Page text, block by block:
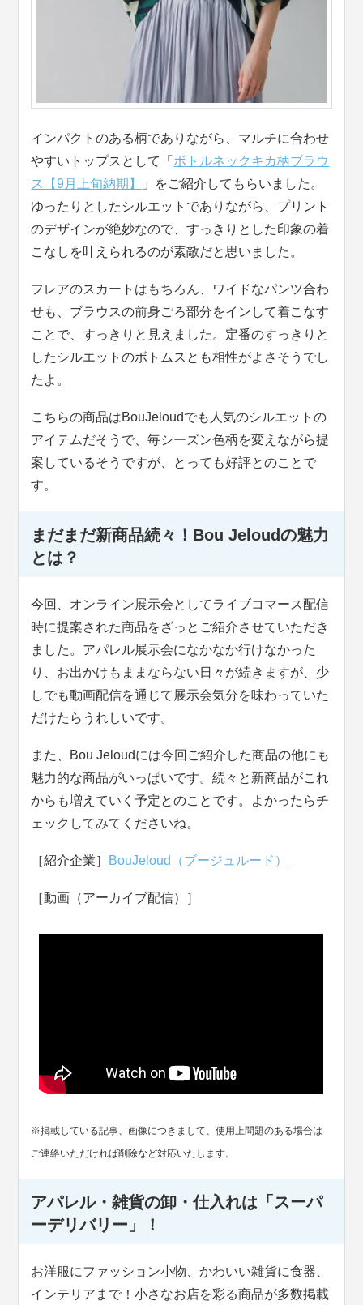
インパクトのある柄でありながら、マルチに合わせ
やすいトップスとして「 ボトルネックキカ柄ブラウ
ス【9月上旬納期】
」をご紹介してもらいました。
ゆったりとしたシルエットでありながら、プリント
のデザインが絶妙なので、すっきりとした印象の着
こなしを叶えられるのが素敵だと思いました。
フレアのスカートはもちろん、ワイドなパンツ合わ
せも、ブラウスの前身ごろ部分をインして着こなす
ことで、すっきりと見えました。定番のすっきりと
したシルエットのボトムスとも相性がよさそうでし
たよ。
こちらの商品はBouJeloudでも人気のシルエットの
アイテムだそうで、毎シーズン色柄を変えながら提
案しているそうですが、とっても好評とのことで
す。
まだまだ新商品続々！Bou Jeloudの魅力
とは？
今回、オンライン展示会としてライブコマース配信
時に提案された商品をざっとご紹介させていただき
ました。アパレル展示会になかなか行けなかった
り、お出かけもままならない日々が続きますが、少
しでも動画配信を通じて展示会気分を味わっていた
だけたらうれしいです。
また、Bou Jeloudには今回ご紹介した商品の他にも
魅力的な商品がいっぱいです。続々と新商品がこれ
からも増えていく予定とのことです。よかったらチ
ェックしてみてくださいね。
［紹介企業］ BouJeloud（ブージュルード）
［動画（アーカイブ配信）］
※掲載している記事、画像につきまして、使用上問題のある場合は
ご連絡いただければ削除など対応いたします。
アパレル・雑貨の卸・仕入れは「スーパ
ーデリバリー」！
お洋服にファッション小物、かわいい雑貨に食器、
インテリアまで！小さなお店を彩る商品が多数掲載